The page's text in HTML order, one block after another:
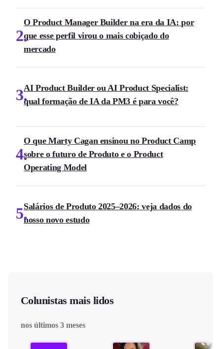
2
O Product Manager Builder na era da IA: por
que esse perfil virou o mais cobiçado do
mercado
3AI Product Builder ou AI Product Specialist:
qual formação de IA da PM3 é para você?
4
O que Marty Cagan ensinou no Product Camp
sobre o futuro de Produto e o Product
Operating Model
5Salários de Produto 2025–2026: veja dados do
nosso novo estudo
Colunistas mais lidos
nos últimos 3 meses